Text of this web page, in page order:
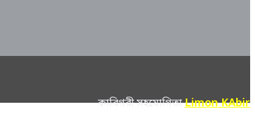
কারিগরী সহযোগিতাLimon KAbir